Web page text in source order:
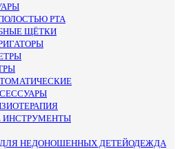
РТА
ЩЁТКИ
НЕДОНОШЕННЫХ ДЕТЕЙОДЕЖДА